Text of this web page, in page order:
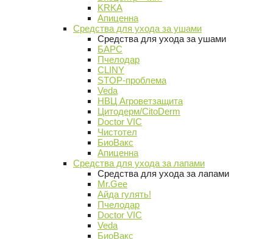
KRKA
Апиценна
Средства для ухода за ушами
Средства для ухода за ушами
БАРС
Пчелодар
CLINY
STOP-проблема
Veda
НВЦ Агроветзащита
Цитодерм/CitoDerm
Doctor VIC
Чистотел
БиоВакс
Апиценна
Средства для ухода за лапами
Средства для ухода за лапами
Mr.Gee
Айда гулять!
Пчелодар
Doctor VIC
Veda
БиоВакс